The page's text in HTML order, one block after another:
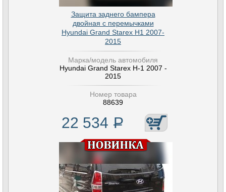
Защита заднего бампера
двойная с перемычками
Hyundai Grand Starex H1 2007-
2015
Марка/модель автомобиля
Hyundai Grand Starex H-1 2007 -
2015
Номер товара
88639
22 534 Р